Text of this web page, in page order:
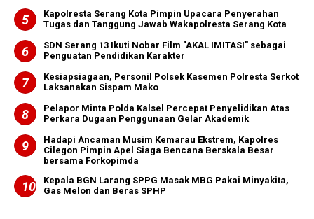
Kapolresta Serang Kota Pimpin Upacara Penyerahan
Tugas dan Tanggung Jawab Wakapolresta Serang Kota
SDN Serang 13 Ikuti Nobar Film "AKAL IMITASI" sebagai
Penguatan Pendidikan Karakter
Kesiapsiagaan, Personil Polsek Kasemen Polresta Serkot
Laksanakan Sispam Mako
Pelapor Minta Polda Kalsel Percepat Penyelidikan Atas
Perkara Dugaan Penggunaan Gelar Akademik
Hadapi Ancaman Musim Kemarau Ekstrem, Kapolres
Cilegon Pimpin Apel Siaga Bencana Berskala Besar
bersama Forkopimda
Kepala BGN Larang SPPG Masak MBG Pakai Minyakita,
Gas Melon dan Beras SPHP